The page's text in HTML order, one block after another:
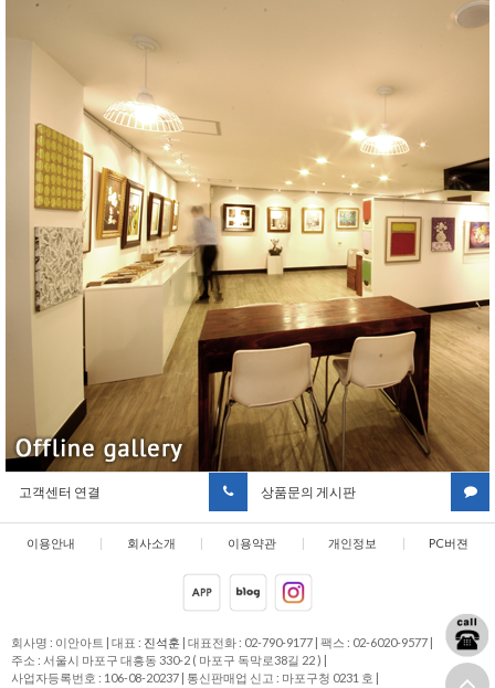
고객센터 연결 상품문의 게시판
이용안내 회사소개 이용약관 개인정보 PC버젼
회사명 : 이안아트 대표 : 진석훈 대표전화 : 02-790-9177 팩스 : 02-6020-9577
주소 : 서울시 마포구 대흥동 330-2 ( 마포구 독막로38길 22 )
사업자등록번호 : 106-08-20237
통신판매업 신고 : 마포구청 0231 호